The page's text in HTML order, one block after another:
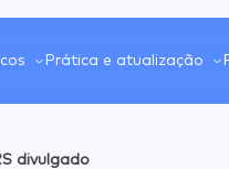
Prática e atualização
divulgado